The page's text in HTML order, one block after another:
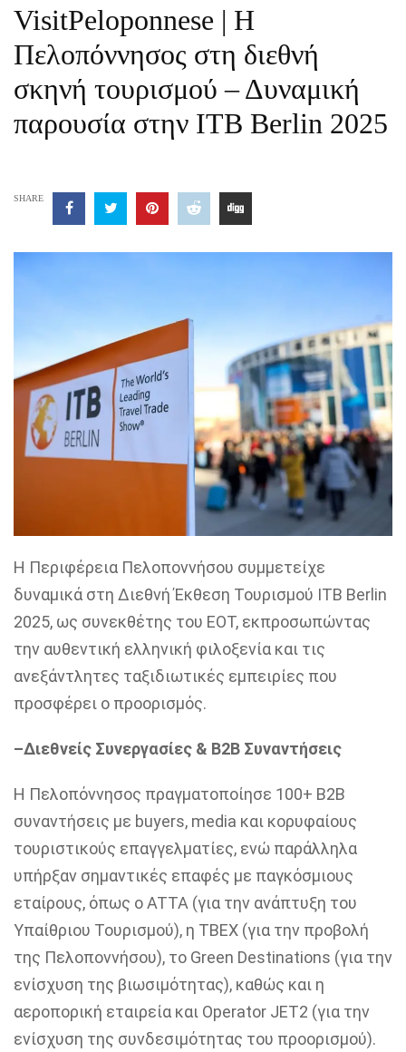
VisitPeloponnese | Η
Πελοπόννησος στη διεθνή
σκηνή τουρισμού – Δυναμική
παρουσία στην ITB Berlin 2025
SHARE
Η Περιφέρεια Πελοποννήσου συμμετείχε
δυναμικά στη Διεθνή Έκθεση Τουρισμού ITB Berlin
2025, ως συνεκθέτης του ΕΟΤ, εκπροσωπώντας
την αυθεντική ελληνική φιλοξενία και τις
ανεξάντλητες ταξιδιωτικές εμπειρίες που
προσφέρει ο προορισμός.
–Διεθνείς Συνεργασίες & B2B Συναντήσεις
Η Πελοπόννησος πραγματοποίησε 100+ B2B
συναντήσεις με buyers, media και κορυφαίους
τουριστικούς επαγγελματίες, ενώ παράλληλα
υπήρξαν σημαντικές επαφές με παγκόσμιους
εταίρους, όπως ο ATTA (για την ανάπτυξη του
Υπαίθριου Τουρισμού), η TBEX (για την προβολή
της Πελοποννήσου), το Green Destinations (για την
ενίσχυση της βιωσιμότητας), καθώς και η
αεροπορική εταιρεία και Operator JET2 (για την
ενίσχυση της συνδεσιμότητας του προορισμού).